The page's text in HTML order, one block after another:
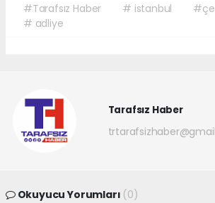
#Tarafsız Haber # istanbul
# adliye
Tarafsız Haber
Okuyucu Yorumları (0)